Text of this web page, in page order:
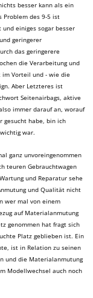
besser kann als ein
Problem des 9-5 ist
einiges sogar besser
geringerer
das geringerere
die Verarbeitung und
Vorteil und - wie die
Aber Letzteres ist
Seitenairbags, aktive
immer darauf an, worauf
gesucht habe, bin ich
war.
ganz unvoreingenommen
teuren Gebrauchtwagen
und Reparatur sehe
und Qualität nicht
wer mal von einem
auf Materialanmutung
genommen hat fragt sich
Platz geblieben ist. Ein
ist in Relation zu seinen
und die Materialanmutung
Modellwechsel auch noch